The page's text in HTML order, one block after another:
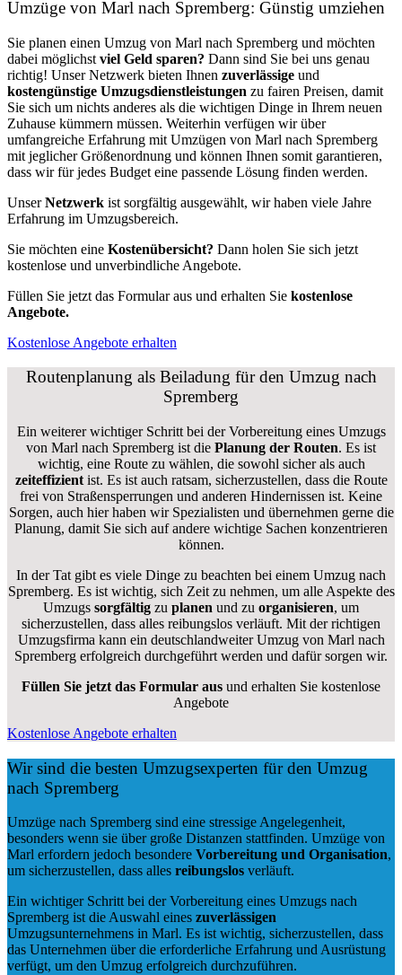
Umzüge von Marl nach Spremberg: Günstig umziehen
Sie planen einen Umzug von Marl nach Spremberg und möchten
dabei möglichst viel Geld sparen? Dann sind Sie bei uns genau
richtig! Unser Netzwerk bieten Ihnen zuverlässige und
kostengünstige Umzugsdienstleistungen zu fairen Preisen, damit
Sie sich um nichts anderes als die wichtigen Dinge in Ihrem neuen
Zuhause kümmern müssen. Weiterhin verfügen wir über
umfangreiche Erfahrung mit Umzügen von Marl nach Spremberg
mit jeglicher Größenordnung und können Ihnen somit garantieren,
dass wir für jedes Budget eine passende Lösung finden werden.
UnserNetzwerk ist sorgfältig ausgewählt, wir haben viele Jahre
Erfahrung im Umzugsbereich.
Sie möchten eine Kostenübersicht? Dann holen Sie sich jetzt
kostenlose und unverbindliche Angebote.
Füllen Sie jetzt das Formular aus und erhalten Sie kostenlose
Angebote.
Kostenlose Angebote erhalten
Routenplanung als Beiladung für den Umzug nach
Spremberg
Ein weiterer wichtiger Schritt bei der Vorbereitung eines Umzugs
von Marl nach Spremberg ist die Planung der Routen. Es ist
wichtig, eine Route zu wählen, die sowohl sicher als auch
zeiteffizientist. Es ist auch ratsam, sicherzustellen, dass die Route
frei von Straßensperrungen und anderen Hindernissen ist. Keine
Sorgen, auch hier haben wir Spezialisten und übernehmen gerne die
Planung, damit Sie sich auf andere wichtige Sachen konzentrieren
können.
In der Tat gibt es viele Dinge zu beachten bei einem Umzug nach
Spremberg. Es ist wichtig, sich Zeit zu nehmen, um alle Aspekte des
Umzugs sorgfältig zu planen und zu organisieren, um
sicherzustellen, dass alles reibungslos verläuft. Mit der richtigen
Umzugsfirma kann ein deutschlandweiter Umzug von Marl nach
Spremberg erfolgreich durchgeführt werden und dafür sorgen wir.
Füllen Sie jetzt das Formular aus und erhalten Sie kostenlose
Angebote
Kostenlose Angebote erhalten
Wir sind die besten Umzugsexperten für den Umzug
nach Spremberg
Umzüge nach Spremberg sind eine stressige Angelegenheit,
besonders wenn sie über große Distanzen stattfinden. Umzüge von
Marl erfordern jedoch besondere Vorbereitung und Organisation,
um sicherzustellen, dass alles reibungslos verläuft.
Ein wichtiger Schritt bei der Vorbereitung eines Umzugs nach
Spremberg ist die Auswahl eines zuverlässigen
Umzugsunternehmens in Marl. Es ist wichtig, sicherzustellen, dass
das Unternehmen über die erforderliche Erfahrung und Ausrüstung
verfügt, um den Umzug erfolgreich durchzuführen.